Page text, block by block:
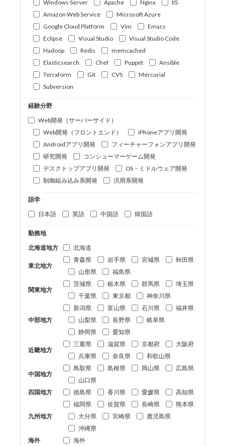
Windows Server
Apache Nginx
IIS
Amazon Web Service
Microsoft Azure
Google Cloud Platform
Vim
Emacs
Eclipse
Visual Studio
Visual Studio Code
Hadoop
Redis
memcached
Elasticsearch
Chef Puppet
Ansible
Terraform
Git CVS
Mercurial
Subversion
経験分野
Web開発（サーバーサイド）
Web開発（フロントエンド）
iPhoneアプリ開発
Androidアプリ開発
フィーチャーフォンアプリ開発
研究開発
コンシューマーゲーム開発
デスクトップアプリ開発
OS・ミドルウェア開発
制御組み込み系開発
汎用系開発
語学
日本語
英語 中国語 韓国語
勤務地
北海道地方
北海道
東北地方
青森県 岩手県 宮城県
秋田県
山形県
福島県
関東地方
茨城県 栃木県 群馬県
埼玉県
千葉県
東京都 神奈川県
中部地方
新潟県 富山県 石川県
福井県
山梨県
長野県
岐阜県
静岡県
愛知県
近畿地方
三重県 滋賀県 京都府
大阪府
兵庫県
奈良県 和歌山県
中国地方
鳥取県 島根県 岡山県
広島県
山口県
四国地方
徳島県 香川県 愛媛県 高知県
九州地方
福岡県 佐賀県 長崎県
熊本県
大分県
宮崎県
鹿児島県
沖縄県
海外
海外